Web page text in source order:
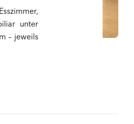
unter
– jeweils